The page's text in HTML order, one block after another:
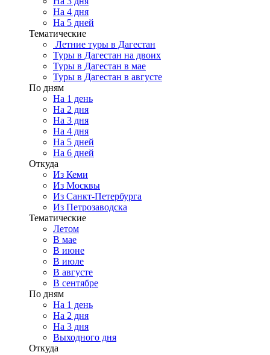
На 4 дня
На 5 дней
Тематические
Летние туры в Дагестан
Туры в Дагестан на двоих
Туры в Дагестан в мае
Туры в Дагестан в августе
По дням
На 1 день
На 2 дня
На 3 дня
На 4 дня
На 5 дней
На 6 дней
Откуда
Из Кеми
Из Москвы
Из Санкт-Петербурга
Из Петрозаводска
Тематические
Летом
В мае
В июне
В июле
В августе
В сентябре
По дням
На 1 день
На 2 дня
На 3 дня
Выходного дня
Откуда